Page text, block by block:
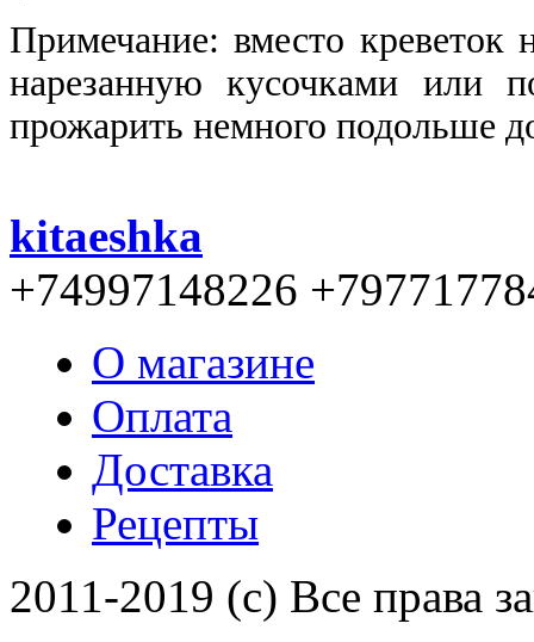
Примечание: вместо креветок
нарезанную кусочками или
прожарить немного подольше
kitaeshka
+74997148226
О магазине
Оплата
Доставка
Рецепты
2011-2019 (c) Все права